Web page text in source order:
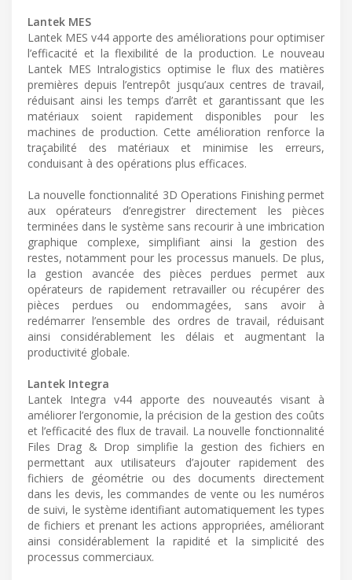
Lantek MES
Lantek MES v44 apporte des améliorations pour optimiser
l’efficacité et la flexibilité de la production. Le nouveau
Lantek MES Intralogistics optimise le flux des matières
premières depuis l’entrepôt jusqu’aux centres de travail,
réduisant ainsi les temps d’arrêt et garantissant que les
matériaux soient rapidement disponibles pour les
machines de production. Cette amélioration renforce la
traçabilité des matériaux et minimise les erreurs,
conduisant à des opérations plus efficaces.
La nouvelle fonctionnalité 3D Operations Finishing permet
aux opérateurs d’enregistrer directement les pièces
terminées dans le système sans recourir à une imbrication
graphique complexe, simplifiant ainsi la gestion des
restes, notamment pour les processus manuels. De plus,
la gestion avancée des pièces perdues permet aux
opérateurs de rapidement retravailler ou récupérer des
pièces perdues ou endommagées, sans avoir à
redémarrer l’ensemble des ordres de travail, réduisant
ainsi considérablement les délais et augmentant la
productivité globale.
Lantek Integra
Lantek Integra v44 apporte des nouveautés visant à
améliorer l’ergonomie, la précision de la gestion des coûts
et l’efficacité des flux de travail. La nouvelle fonctionnalité
Files Drag & Drop simplifie la gestion des fichiers en
permettant aux utilisateurs d’ajouter rapidement des
fichiers de géométrie ou des documents directement
dans les devis, les commandes de vente ou les numéros
de suivi, le système identifiant automatiquement les types
de fichiers et prenant les actions appropriées, améliorant
ainsi considérablement la rapidité et la simplicité des
processus commerciaux.